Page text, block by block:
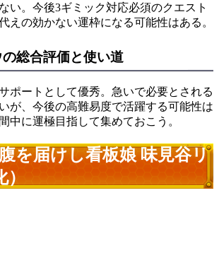
い。今後3ギミック対応必須のクエスト
えの効かない運枠になる可能性はある。
総合評価と使い道
ポートとして優秀。急いで必要とされる
が、今後の高難易度で活躍する可能性は
中に運極目指して集めておこう。
を届けし看板娘 味見谷リ
）